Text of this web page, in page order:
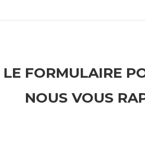
LE FORMULAIRE
NOUS VOUS